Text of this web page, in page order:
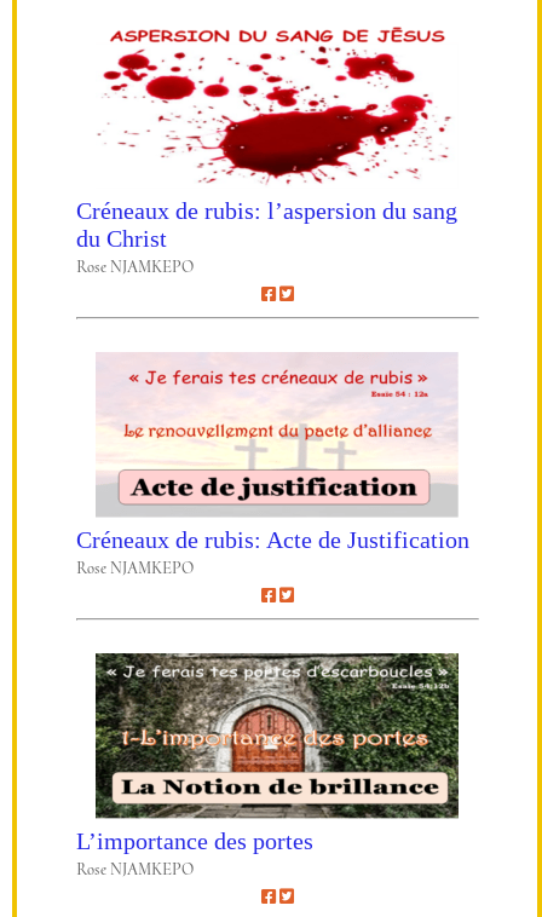
Créneaux de rubis: l’aspersion du sang
du Christ
Rose NJAMKEPO
Créneaux de rubis: Acte de Justification
Rose NJAMKEPO
L’importance des portes
Rose NJAMKEPO